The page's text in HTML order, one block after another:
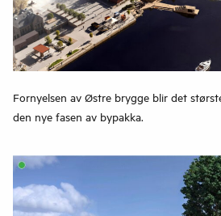
Fornyelsen av Østre brygge blir det
den nye fasen av bypakka.